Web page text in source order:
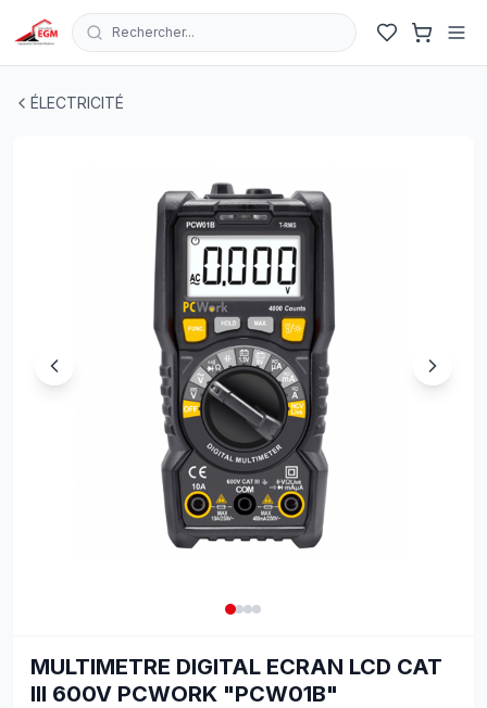
Rechercher...
ÉLECTRICITÉ
MULTIMETRE DIGITAL ECRAN LCD CAT
III 600V PCWORK "PCW01B"